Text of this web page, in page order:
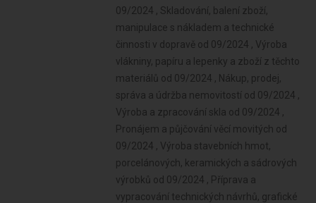
09/2024 , Skladování, balení zboží,
manipulace s nákladem a technické
činnosti v dopravě od 09/2024 , Výroba
vlákniny, papíru a lepenky a zboží z těchto
materiálů od 09/2024 , Nákup, prodej,
správa a údržba nemovitostí od 09/2024 ,
Výroba a zpracování skla od 09/2024 ,
Pronájem a půjčování věcí movitých od
09/2024 , Výroba stavebních hmot,
porcelánových, keramických a sádrových
výrobků od 09/2024 , Příprava a
vypracování technických návrhů, grafické